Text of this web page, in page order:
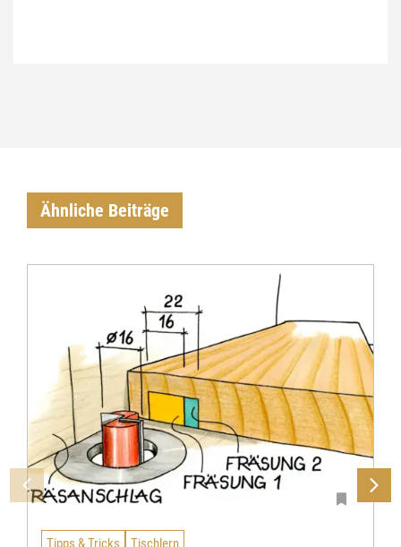
Ähnliche Beiträge
Tipps & Tricks Tischlern